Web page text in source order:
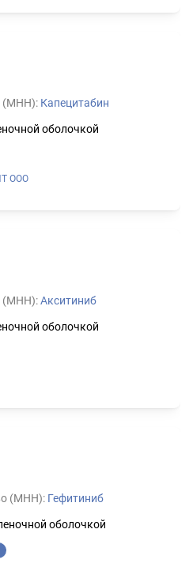
(МНН): Капецитабин
оболочкой
ООО
(МНН):Акситиниб
оболочкой
(МНН): Гефитиниб
оболочкой